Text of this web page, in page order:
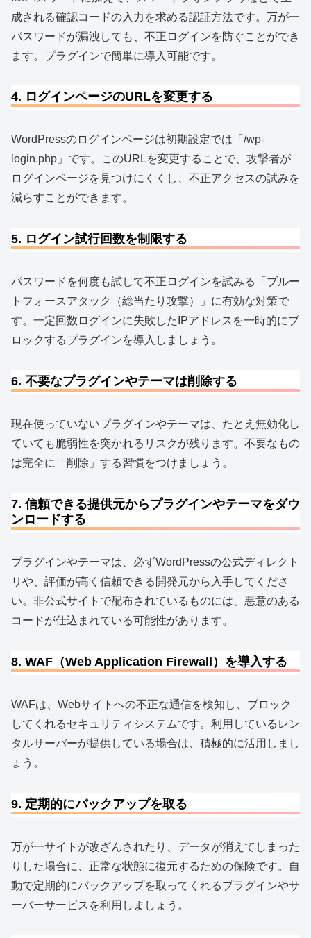
成される確認コードの入力を求める認証方法です。万が一
パスワードが漏洩しても、不正ログインを防ぐことができ
ます。プラグインで簡単に導入可能です。
4. ログインページのURLを変更する
WordPressのログインページは初期設定では「/wp-
login.php」です。このURLを変更することで、攻撃者が
ログインページを見つけにくくし、不正アクセスの試みを
減らすことができます。
5. ログイン試行回数を制限する
パスワードを何度も試して不正ログインを試みる「ブルー
トフォースアタック（総当たり攻撃）」に有効な対策で
す。一定回数ログインに失敗したIPアドレスを一時的にブ
ロックするプラグインを導入しましょう。
6. 不要なプラグインやテーマは削除する
現在使っていないプラグインやテーマは、たとえ無効化し
ていても脆弱性を突かれるリスクが残ります。不要なもの
は完全に「削除」する習慣をつけましょう。
7. 信頼できる提供元からプラグインやテーマをダウ
ンロードする
プラグインやテーマは、必ずWordPressの公式ディレクト
リや、評価が高く信頼できる開発元から入手してくださ
い。非公式サイトで配布されているものには、悪意のある
コードが仕込まれている可能性があります。
8. WAF（Web Application Firewall）を導入する
WAFは、Webサイトへの不正な通信を検知し、ブロック
してくれるセキュリティシステムです。利用しているレン
タルサーバーが提供している場合は、積極的に活用しまし
ょう。
9. 定期的にバックアップを取る
万が一サイトが改ざんされたり、データが消えてしまった
りした場合に、正常な状態に復元するための保険です。自
動で定期的にバックアップを取ってくれるプラグインやサ
ーバーサービスを利用しましょう。